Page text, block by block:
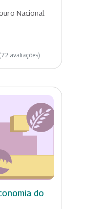
Nacional
(72 avaliações)
do